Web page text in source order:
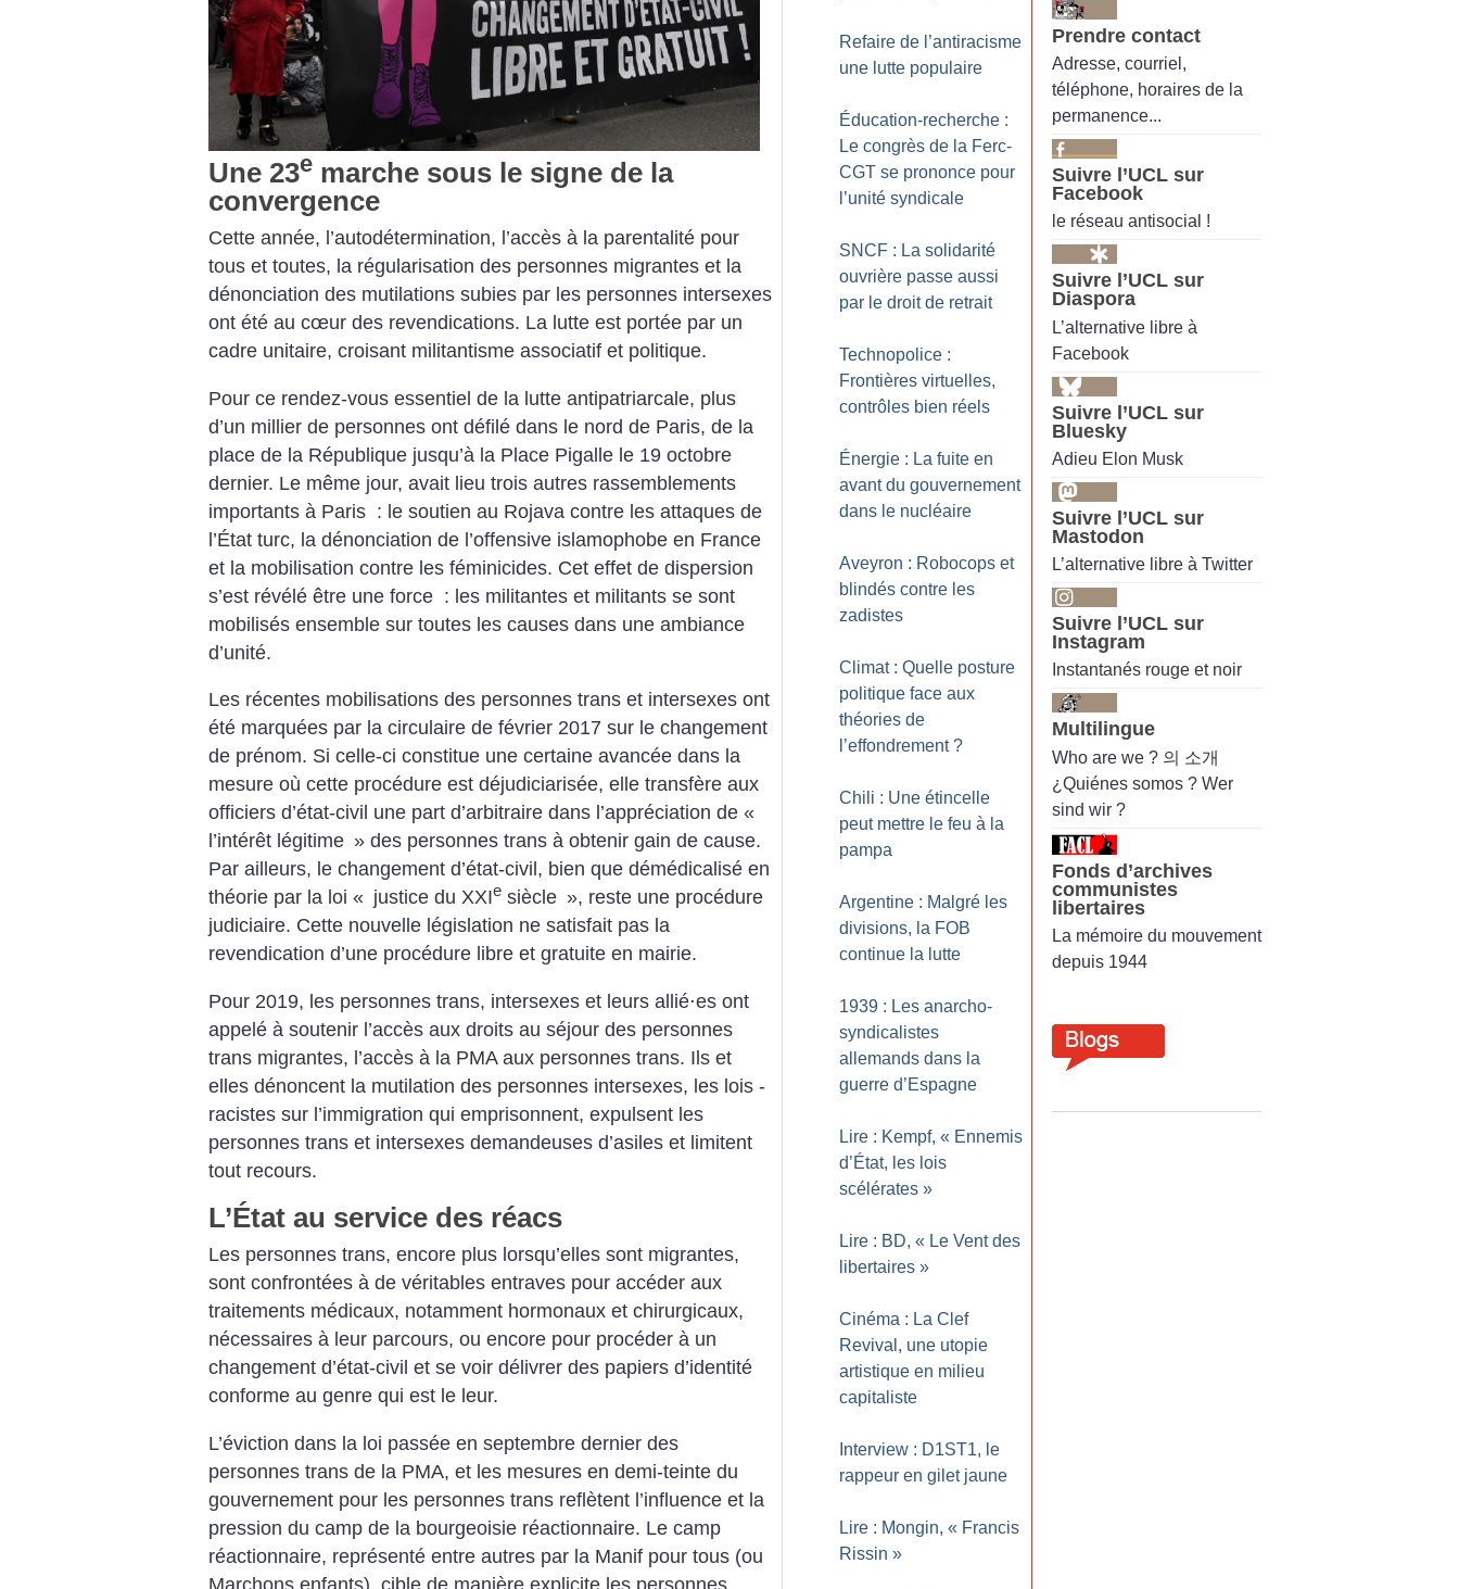
Une 23e marche sous le signe de la
convergence
Cette année, l’autodétermination, l’accès à la parentalité pour
tous et toutes, la régularisation des personnes migrantes et la
dénonciation des mutilations subies par les personnes intersexes
ont été au cœur des revendications. La lutte est portée par un
cadre unitaire, croisant militantisme associatif et politique.
Pour ce rendez-vous essentiel de la lutte antipatriarcale, plus
d’un millier de personnes ont défilé dans le nord de Paris, de la
place de la République jusqu’à la Place Pigalle le 19 octobre
dernier. Le même jour, avait lieu trois autres rassemblements
importants à Paris : le soutien au Rojava contre les attaques de
l’État turc, la dénonciation de l’offensive islamophobe en France
et la mobilisation contre les féminicides. Cet effet de dispersion
s’est révélé être une force : les militantes et militants se sont
mobilisés ensemble sur toutes les causes dans une ambiance
d’unité.
Les récentes mobilisations des personnes trans et intersexes ont
été marquées par la circulaire de février 2017 sur le changement
de prénom. Si celle-ci constitue une certaine avancée dans la
mesure où cette procédure est déjudiciarisée, elle transfère aux
officiers d’état-civil une part d’arbitraire dans l’appréciation de «
l’intérêt légitime » des personnes trans à obtenir gain de cause.
Par ailleurs, le changement d’état-civil, bien que démédicalisé en
théorie par la loi « justice du XXIe siècle », reste une procédure
judiciaire. Cette nouvelle législation ne satisfait pas la
revendication d’une procédure libre et gratuite en mairie.
Pour 2019, les personnes trans, intersexes et leurs allié⋅es ont
appelé à soutenir l’accès aux droits au séjour des personnes
trans migrantes, l’accès à la PMA aux personnes trans. Ils et
elles dénoncent la mutilation des personnes intersexes, les lois ­
racistes sur l’immigration qui ­emprisonnent, expulsent les
personnes trans et intersexes demandeuses d’asiles et limitent
tout recours.
L’État au service des réacs
Les personnes trans, encore plus lorsqu’elles sont migrantes,
sont confrontées à de véritables entraves pour accéder aux
traitements médicaux, notamment hormonaux et chirurgicaux,
nécessaires à leur parcours, ou encore pour procéder à un
changement d’état-civil et se voir délivrer des papiers d’identité
conforme au genre qui est le leur.
L’éviction dans la loi passée en septembre dernier des
personnes trans de la PMA, et les mesures en demi-teinte du
gouvernement pour les personnes trans reflètent l’influence et la
pression du camp de la bourgeoisie réactionnaire. Le camp
réactionnaire, représenté entre autres par la Manif pour tous (ou
Marchons enfants), cible de manière explicite les personnes
Refaire de l’antiracisme
une lutte populaire
Éducation-recherche :
Le congrès de la Ferc-
CGT se prononce pour
l’unité syndicale
SNCF : La solidarité
ouvrière passe aussi
par le droit de retrait
Technopolice :
Frontières virtuelles,
contrôles bien réels
Énergie : La fuite en
avant du gouvernement
dans le nucléaire
Aveyron : Robocops et
blindés contre les
zadistes
Climat : Quelle posture
politique face aux
théories de
l’effondrement ?
Chili : Une étincelle
peut mettre le feu à la
pampa
Argentine : Malgré les
divisions, la FOB
continue la lutte
1939 : Les anarcho-
syndicalistes
allemands dans la
guerre d’Espagne
Lire : Kempf, « Ennemis
d’État, les lois
scélérates »
Lire : BD, « Le Vent des
libertaires »
Cinéma : La Clef
Revival, une utopie
artistique en milieu
capitaliste
Interview : D1ST1, le
rappeur en gilet jaune
Lire : Mongin, « Francis
Rissin »
Prendre contact
Adresse, courriel,
téléphone, horaires de la
permanence...
Suivre l’UCL sur
Facebook
le réseau antisocial !
Suivre l’UCL sur
Diaspora
L’alternative libre à
Facebook
Suivre l’UCL sur
Bluesky
Adieu Elon Musk
Suivre l’UCL sur
Mastodon
L’alternative libre à Twitter
Suivre l’UCL sur
Instagram
Instantanés rouge et noir
Multilingue
Who are we ? 의 소개
¿Quiénes somos ? Wer
sind wir ?
Fonds d’archives
communistes
libertaires
La mémoire du mouvement
depuis 1944